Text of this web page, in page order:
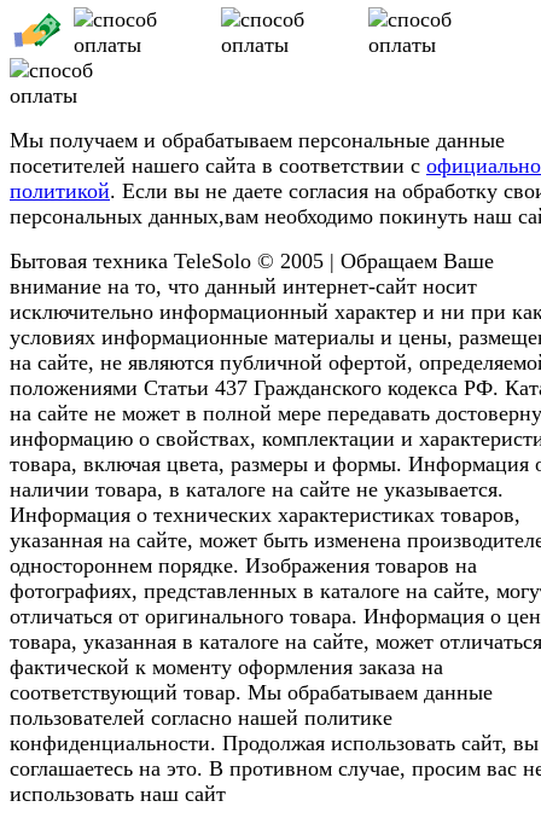
Мы получаем и обрабатываем персональные данные
посетителей нашего сайта в соответствии с
политикой. Если вы не даете согласия на обработку
персональных данных,вам необходимо покинуть наш
Бытовая техника TeleSolo © 2005 | Обращаем Ваше
внимание на то, что данный интернет-сайт носит
исключительно информационный характер и ни при
условиях информационные материалы и цены,
на сайте, не являются публичной офертой,
положениями Статьи 437 Гражданского кодекса РФ.
на сайте не может в полной мере передавать
информацию о свойствах, комплектации и
товара, включая цвета, размеры и формы. Информация
наличии товара, в каталоге на сайте не указывается.
Информация о технических характеристиках товаров,
указанная на сайте, может быть изменена
одностороннем порядке. Изображения товаров на
фотографиях, представленных в каталоге на сайте,
отличаться от оригинального товара. Информация о
товара, указанная в каталоге на сайте, может
фактической к моменту оформления заказа на
соответствующий товар. Мы обрабатываем данные
пользователей согласно нашей политике
конфиденциальности. Продолжая использовать сайт, вы
соглашаетесь на это. В противном случае, просим вас
использовать наш сайт